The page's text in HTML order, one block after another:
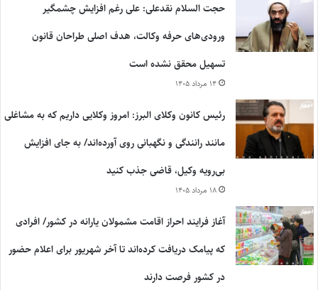
حجت السلام نقدعلی: علی رغم افزایش چشمگیر
ورودی‌های حرفه وکالت، هدف اصلی طراحان قانون
تسهیل محقق نشده است
۱۴ مرداد ۱۴۰۵
رئیس کانون وکلای البرز: امروز وکلایی داریم که به مشاغلی
مانند رانندگی و نگهبانی روی آورده‌اند/ به جای افزایش
بی‌رویه وکیل، قاضی جذب کنید
۱۸ مرداد ۱۴۰۵
آغاز فرایند احراز اقامت مشمولان یارانه در کشور/ افرادی
که پیامک دریافت کرده‌اند تا آخر شهریور برای اعلام حضور
در کشور فرصت دارند